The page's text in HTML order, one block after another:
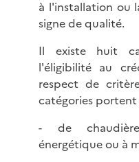
à l'installation ou
signe de qualité.
Il existe huit
l'éligibilité au
respect de
catégories
- de
énergétique ou à